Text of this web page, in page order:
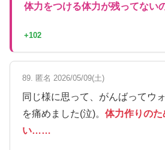
体力をつける体力が残ってない
+102
89. 匿名 2026/05/09(土)
同じ様に思って、がんばってウ
を痛めました(泣)。 体力作りの
い……